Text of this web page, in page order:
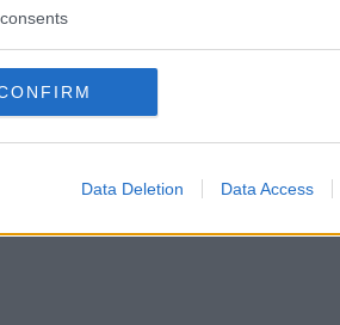
Data Deletion Data Access
på
Privacy Policy